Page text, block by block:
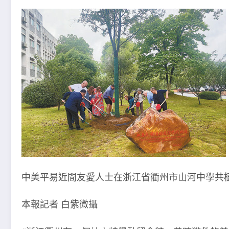
中美平易近間友愛人士在浙江省衢州市山河中學共
本報記者 白紫微攝